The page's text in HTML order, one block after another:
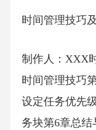
时间管理技巧
制作人：XXX
时间管理技巧
设定任务优先
务块第6章总结